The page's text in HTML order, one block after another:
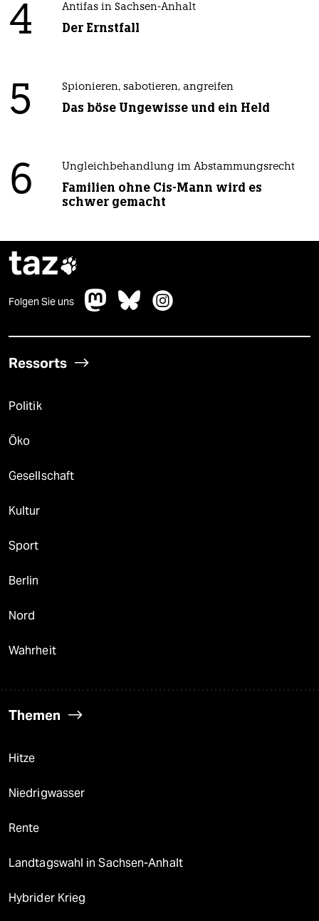
4 Antifas in Sachsen-Anhalt
Der Ernstfall
5 Spionieren, sabotieren, angreifen
Das böse Ungewisse und ein Held
6 Ungleichbehandlung im Abstammungsrecht
Familien ohne Cis-Mann wird es
schwer gemacht
taz
Folgen Sie uns
Ressorts
Politik
Öko
Gesellschaft
Kultur
Sport
Berlin
Nord
Wahrheit
Themen
Hitze
Niedrigwasser
Rente
Landtagswahl in Sachsen-Anhalt
Hybrider Krieg